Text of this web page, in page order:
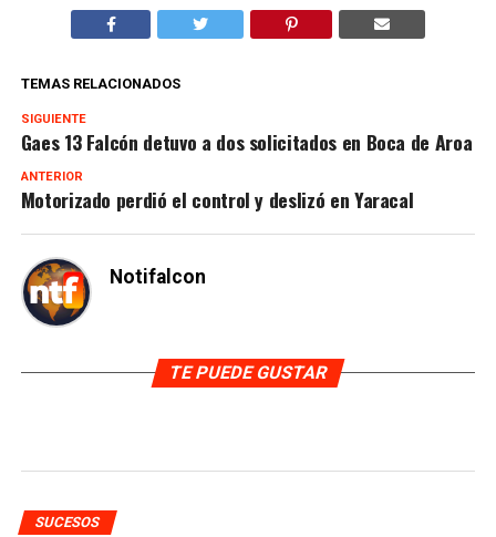
TEMAS RELACIONADOS
SIGUIENTE
Gaes 13 Falcón detuvo a dos solicitados en Boca de Aroa
ANTERIOR
Motorizado perdió el control y deslizó en Yaracal
Notifalcon
TE PUEDE GUSTAR
SUCESOS